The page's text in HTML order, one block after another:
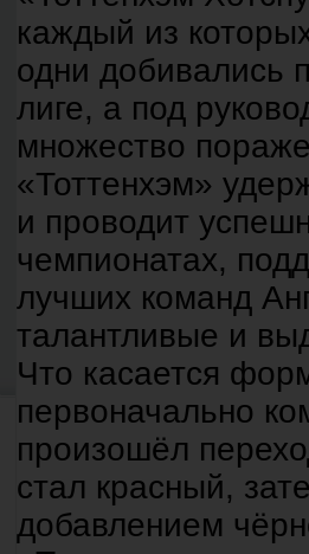
каждый из
одни добивались
лиге, а под
множество
«Тоттенхэм»
и проводит
чемпионатах,
лучших команд
талантливые и
Что касается
первоначально
произошёл
стал красный,
добавлением